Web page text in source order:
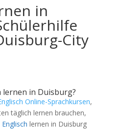
in
City
lernen in Duisburg?
Online-Sprachkursen,
täglich lernen brauchen,
Englisch lernen in Duisburg